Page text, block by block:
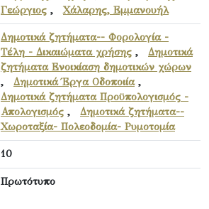
Γεώργιος ,Χάλαρης, Εμμανουήλ
Δημοτικά ζητήματα-- Φορολογία -
Τέλη - Δικαιώματα χρήσης , Δημοτικά
ζητήματα Ενοικίαση δημοτικών χώρων
, Δημοτικά Έργα Οδοποιία,
Δημοτικά ζητήματα Προϋπολογισμός -
Απολογισμός , Δημοτικά ζητήματα--
Χωροταξία- Πολεοδομία- Ρυμοτομία
10
Πρωτότυπο